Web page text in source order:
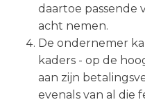
daartoe passende
acht nemen.
De ondernemer
kaders - op de
aan zijn
evenals van al die